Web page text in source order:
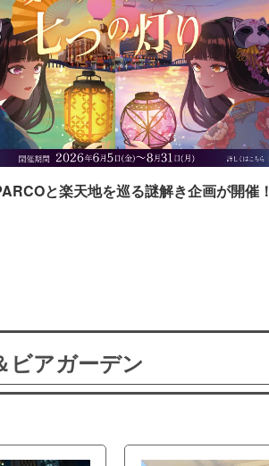
と楽天地を巡る謎解き企画が開催！
ビアガーデン